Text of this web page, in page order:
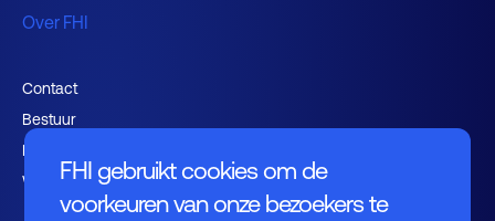
FHI gebruikt cookies om de
voorkeuren van onze bezoekers te
Over FHI
Contact
Bestuur
Medewerkers
Werken bij FHI